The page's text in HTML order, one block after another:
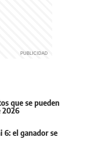
que se pueden
2026
6: el ganador se